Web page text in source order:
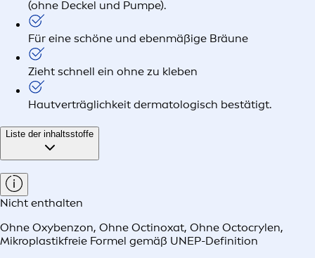
(ohne Deckel und Pumpe).
Für eine schöne und ebenmäßige Bräune
Zieht schnell ein ohne zu kleben
Hautverträglichkeit dermatologisch bestätigt.
Liste der inhaltsstoffe
Nicht enthalten
Ohne Oxybenzon, Ohne Octinoxat, Ohne Octocrylen,
Mikroplastikfreie Formel gemäß UNEP-Definition